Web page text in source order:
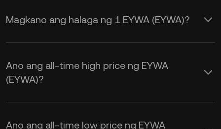
Magkano ang halaga ng 1 EYWA (EYWA)?
Nagbibigay ang KuCoin ng mga real-
time na USD price update para sa
EYWA (EYWA). Ang EYWA price ay
Ano ang all-time high price ng EYWA
(EYWA)?
Ano ang all-time low price ng EYWA